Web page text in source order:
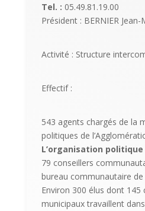
Tel. : 05.49.81.19.00
Président : BERNIER Jean-
Activité : Structure
Effectif :
543 agents chargés de la
politiques de
L’organisation politique
79 conseillers
bureau communautaire
Environ 300 élus dont 145
municipaux travaillent